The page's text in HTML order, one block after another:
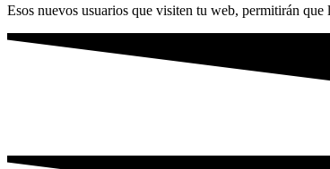
Esos nuevos usuarios que visiten tu web, permitirán